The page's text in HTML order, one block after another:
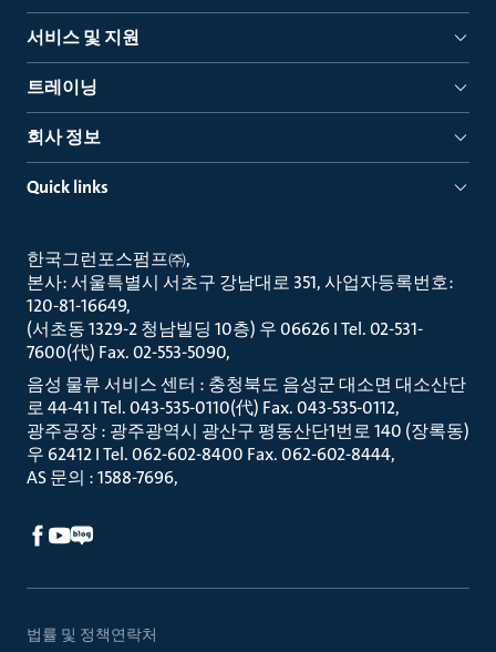
서비스 및 지원
트레이닝
회사 정보
Quick links
한국그런포스펌프㈜
본사: 서울특별시 서초구 강남대로 351, 사업자등록번호:
120-81-16649
(서초동 1329-2 청남빌딩 10층) 우 06626 I Tel. 02-531-
7600(代) Fax. 02-553-5090
음성 물류 서비스 센터 : 충청북도 음성군 대소면 대소산단
로 44-41 I Tel. 043-535-0110(代) Fax. 043-535-0112
광주공장 : 광주광역시 광산구 평동산단1번로 140 (장록동)
우 62412 I Tel. 062-602-8400 Fax. 062-602-8444
AS 문의 : 1588-7696
법률 및 정책연락처